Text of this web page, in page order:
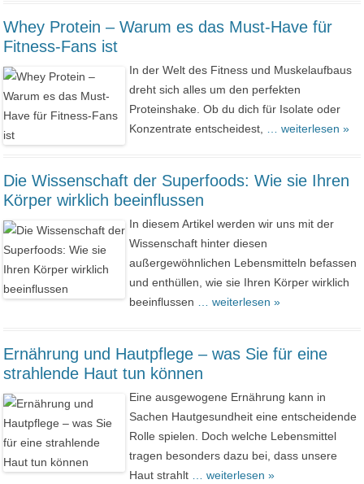
Whey Protein – Warum es das Must-Have für
Fitness-Fans ist
In der Welt des Fitness und Muskelaufbaus
dreht sich alles um den perfekten
Proteinshake. Ob du dich für Isolate oder
Konzentrate entscheidest,
… weiterlesen »
Die Wissenschaft der Superfoods: Wie sie Ihren
Körper wirklich beeinflussen
In diesem Artikel werden wir uns mit der
Wissenschaft hinter diesen
außergewöhnlichen Lebensmitteln befassen
und enthüllen, wie sie Ihren Körper wirklich
beeinflussen
… weiterlesen »
Ernährung und Hautpflege – was Sie für eine
strahlende Haut tun können
Eine ausgewogene Ernährung kann in
Sachen Hautgesundheit eine entscheidende
Rolle spielen. Doch welche Lebensmittel
tragen besonders dazu bei, dass unsere
Haut strahlt
… weiterlesen »